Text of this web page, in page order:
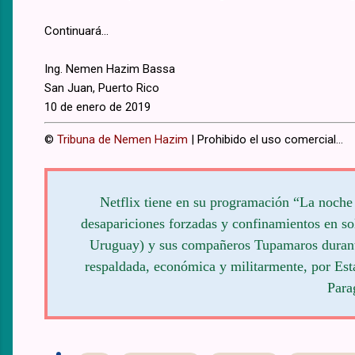
Continuará...
Ing. Nemen Hazim Bassa
San Juan, Puerto Rico
10 de enero de 2019
© Tribuna de Nemen Hazim | Prohibido el uso comercial...
Netflix tiene en su programación “La noche
desapariciones forzadas y confinamientos en
Uruguay) y sus compañeros Tupamaros
respaldada, económica y militarmente, por